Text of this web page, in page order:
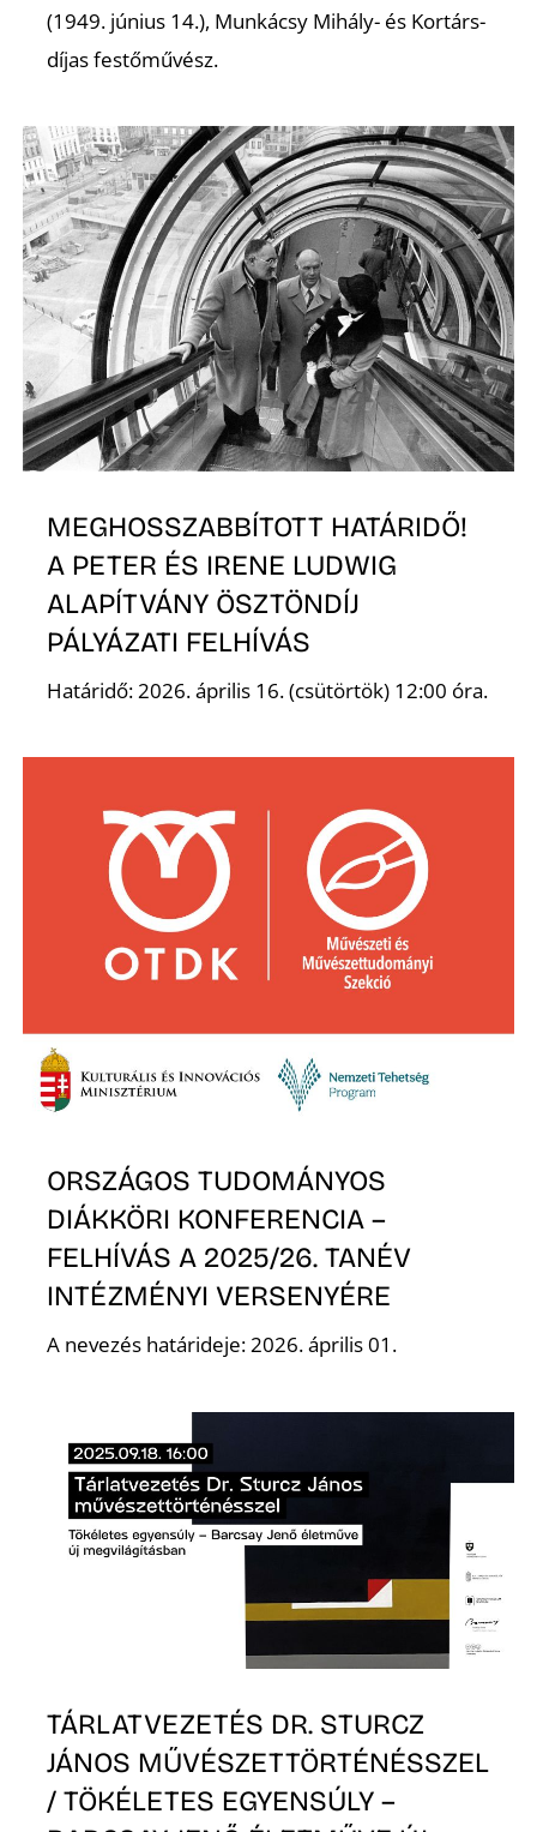
(1949. június 14.), Munkácsy Mihály- és Kortárs-
díjas festőművész.
MEGHOSSZABBÍTOTT HATÁRIDŐ!
A PETER ÉS IRENE LUDWIG
ALAPÍTVÁNY ÖSZTÖNDÍJ
PÁLYÁZATI FELHÍVÁS
Határidő: 2026. április 16. (csütörtök) 12:00 óra.
ORSZÁGOS TUDOMÁNYOS
DIÁKKÖRI KONFERENCIA –
FELHÍVÁS A 2025/26. TANÉV
INTÉZMÉNYI VERSENYÉRE
A nevezés határideje: 2026. április 01.
TÁRLATVEZETÉS DR. STURCZ
JÁNOS MŰVÉSZETTÖRTÉNÉSSZEL
/ TÖKÉLETES EGYENSÚLY –